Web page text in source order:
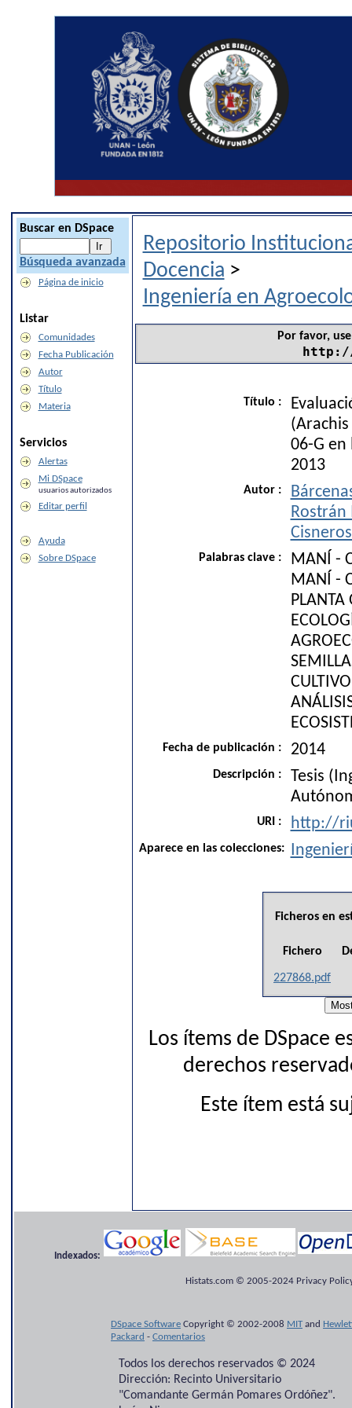
Buscar en DSpace
Búsqueda avanzada
Página de inicio
Listar
Comunidades
Fecha Publicación
Autor
Título
Materia
Servicios
Alertas
Mi DSpace
usuarios autorizados
Editar perfil
Ayuda
Sobre DSpace
Repositorio
Docencia >
Ingeniería en
Por favor,
http://
Título :
06-G en
2013
Autor :
Palabras clave :
MANÍ -
MANÍ -
PLANTA
Fecha de publicación : 2014
Descripción :
Tesis
URI : http://
Aparece en las colecciones:
Ficheros en
Fichero
227868.pdf
Los ítems de DSpace
derechos
Este ítem está
Indexados:
Histats.com © 2005-2024 Privacy
DSpace Software Copyright © 2002-2008 MITand
Packard - Comentarios
Todos los derechos reservados © 2024
Dirección: Recinto Universitario
"Comandante Germán Pomares Ordóñez".